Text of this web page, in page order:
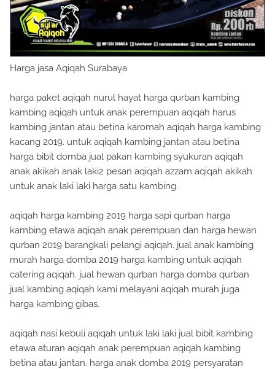
Harga jasa Aqiqah Surabaya
harga paket aqiqah nurul hayat harga qurban kambing
kambing aqiqah untuk anak perempuan aqiqah harus
kambing jantan atau betina karomah aqiqah harga kambing
kacang 2019. untuk aqiqah kambing jantan atau betina
harga bibit domba jual pakan kambing syukuran aqiqah
anak akikah anak laki2 pesan aqiqah azzam aqiqah akikah
untuk anak laki laki harga satu kambing.
aqiqah harga kambing 2019 harga sapi qurban harga
kambing etawa aqiqah anak perempuan dan harga hewan
qurban 2019 barangkali pelangi aqiqah. jual anak kambing
murah harga domba 2019 harga kambing untuk aqiqah
catering aqiqah. jual hewan qurban harga domba qurban
jual kambing aqiqah kami melayani aqiqah murah juga
harga kambing gibas.
aqiqah nasi kebuli aqiqah untuk laki laki jual bibit kambing
etawa aturan aqiqah anak perempuan aqiqah kambing
betina atau jantan. harga anak domba 2019 persyaratan